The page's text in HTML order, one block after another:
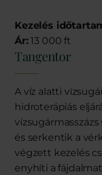
Kezelés
Ár: 13 000 ft
Tangentor
A víz alatti
hidroterápiás
és serkentik a
végzett kezelés
enyhíti a